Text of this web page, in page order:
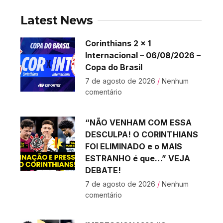
Latest News
Corinthians 2 x 1
Internacional – 06/08/2026 –
Copa do Brasil
7 de agosto de 2026 Nenhum
comentário
“NÃO VENHAM COM ESSA
DESCULPA! O CORINTHIANS
FOI ELIMINADO e o MAIS
ESTRANHO é que…” VEJA
DEBATE!
7 de agosto de 2026 Nenhum
comentário